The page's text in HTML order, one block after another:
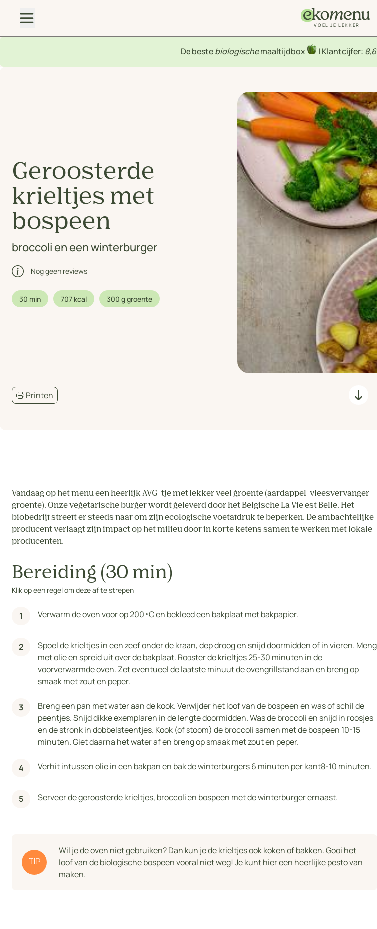
VOEL JE LEKKER
De bestebiologischemaaltijdbox | Klantcijfer: 8,6
Geroosterde
krieltjes met
bospeen
broccoli en een winterburger
Nog geen reviews
30 min 707 kcal 300 g groente
Printen
Vandaag op het menu een heerlijk AVG-tje met lekker veel groente (aardappel-vleesvervanger-
groente). Onze vegetarische burger wordt geleverd door het Belgische La Vie est Belle. Het
biobedrijf streeft er steeds naar om zijn ecologische voetafdruk te beperken. De ambachtelijke
producent verlaagt zijn impact op het milieu door in korte ketens samen te werken met lokale
producenten.
Bereiding (30 min)
Klik op een regel om deze af te strepen
Verwarm de oven voor op 200 ºC en bekleed een bakplaat met bakpapier.
Spoel de krieltjes in een zeef onder de kraan, dep droog en snijd doormidden of in vieren. Meng
met olie en spreid uit over de bakplaat. Rooster de krieltjes 25-30 minuten in de
voorverwarmde oven. Zet eventueel de laatste minuut de ovengrillstand aan en breng op
smaak met zout en peper.
Breng een pan met water aan de kook. Verwijder het loof van de bospeen en was of schil de
peentjes. Snijd dikke exemplaren in de lengte doormidden. Was de broccoli en snijd in roosjes
en de stronk in dobbelsteentjes. Kook (of stoom) de broccoli samen met de bospeen 10-15
minuten. Giet daarna het water af en breng op smaak met zout en peper.
Verhit intussen olie in een bakpan en bak de winterburgers 6 minuten per kant8-10 minuten.
Serveer de geroosterde krieltjes, broccoli en bospeen met de winterburger ernaast.
TIP
Wil je de oven niet gebruiken? Dan kun je de krieltjes ook koken of bakken. Gooi het
loof van de biologische bospeen vooral niet weg! Je kunt hier een heerlijke pesto van
maken.